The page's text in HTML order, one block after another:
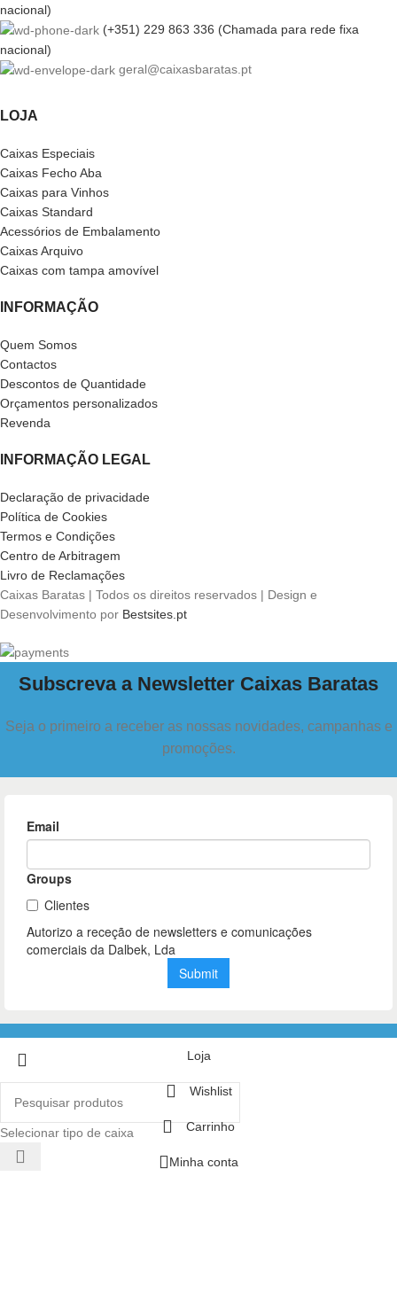
nacional)
(+351) 229 863 336 (Chamada para rede fixa
nacional)
geral@caixasbaratas.pt
LOJA
Caixas Especiais
Caixas Fecho Aba
Caixas para Vinhos
Caixas Standard
Acessórios de Embalamento
Caixas Arquivo
Caixas com tampa amovível
INFORMAÇÃO
Quem Somos
Contactos
Descontos de Quantidade
Orçamentos personalizados
Revenda
INFORMAÇÃO LEGAL
Declaração de privacidade
Política de Cookies
Termos e Condições
Centro de Arbitragem
Livro de Reclamações
Caixas Baratas | Todos os direitos reservados | Design e
Desenvolvimento por Bestsites.pt
Subscreva a Newsletter Caixas Baratas
Seja o primeiro a receber as nossas novidades, campanhas e
promoções.
Selecionar tipo de caixa
Loja
Wishlist
Carrinho
Minha conta